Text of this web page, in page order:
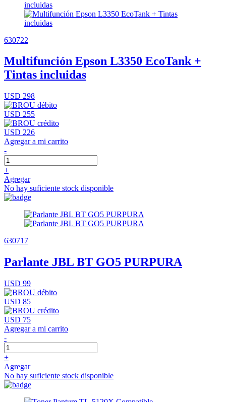
630722
Multifunción Epson L3350 EcoTank +
Tintas incluidas
USD 298
USD 255
USD 226
Agregar a mi carrito
-
+
Agregar
No hay suficiente stock disponible
630717
Parlante JBL BT GO5 PURPURA
USD 99
USD 85
USD 75
Agregar a mi carrito
-
+
Agregar
No hay suficiente stock disponible